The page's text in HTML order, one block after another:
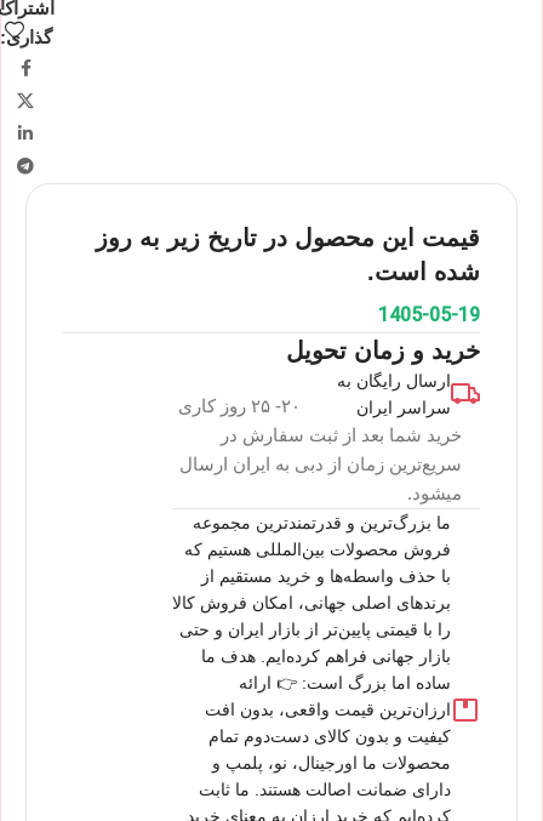
گذاری:
قیمت این محصول در تاریخ زیر به روز
شده است.
1405-05-19
خرید و زمان تحویل
ارسال رایگان به
سراسر ایران
۲۰- ۲۵ روز کاری
خرید شما بعد از ثبت سفارش در
سریع‌ترین زمان از دبی به ایران ارسال
میشود.
ما بزرگ‌ترین و قدرتمندترین مجموعه
فروش محصولات بین‌المللی هستیم که
با حذف واسطه‌ها و خرید مستقیم از
برندهای اصلی جهانی، امکان فروش کالا
را با قیمتی پایین‌تر از بازار ایران و حتی
بازار جهانی فراهم کرده‌ایم. هدف ما
ساده اما بزرگ است: 👉 ارائه
ارزان‌ترین قیمت واقعی، بدون افت
کیفیت و بدون کالای دست‌دوم تمام
محصولات ما اورجینال، نو، پلمپ و
دارای ضمانت اصالت هستند. ما ثابت
کرده‌ایم که خرید ارزان به معنای خرید